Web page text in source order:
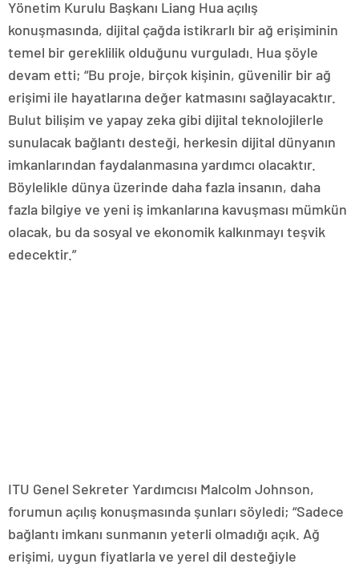
Yönetim Kurulu Başkanı Liang Hua açılış
konuşmasında, dijital çağda istikrarlı bir ağ erişiminin
temel bir gereklilik olduğunu vurguladı. Hua şöyle
devam etti; “Bu proje, birçok kişinin, güvenilir bir ağ
erişimi ile hayatlarına değer katmasını sağlayacaktır.
Bulut bilişim ve yapay zeka gibi dijital teknolojilerle
sunulacak bağlantı desteği, herkesin dijital dünyanın
imkanlarından faydalanmasına yardımcı olacaktır.
Böylelikle dünya üzerinde daha fazla insanın, daha
fazla bilgiye ve yeni iş imkanlarına kavuşması mümkün
olacak, bu da sosyal ve ekonomik kalkınmayı teşvik
edecektir.”
ITU Genel Sekreter Yardımcısı Malcolm Johnson,
forumun açılış konuşmasında şunları söyledi; “Sadece
bağlantı imkanı sunmanın yeterli olmadığı açık. Ağ
erişimi, uygun fiyatlarla ve yerel dil desteğiyle